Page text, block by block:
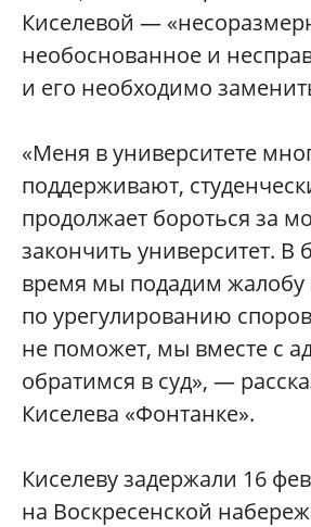
Киселевой —
необоснованное и
и его необходимо
«Меня в университете
поддерживают,
продолжает бороться за
закончить университет.
время мы подадим
по урегулированию
не поможет, мы вместе с
обратимся в суд», —
Киселева «Фонтанке».
Киселеву задержали 16
на Воскресенской